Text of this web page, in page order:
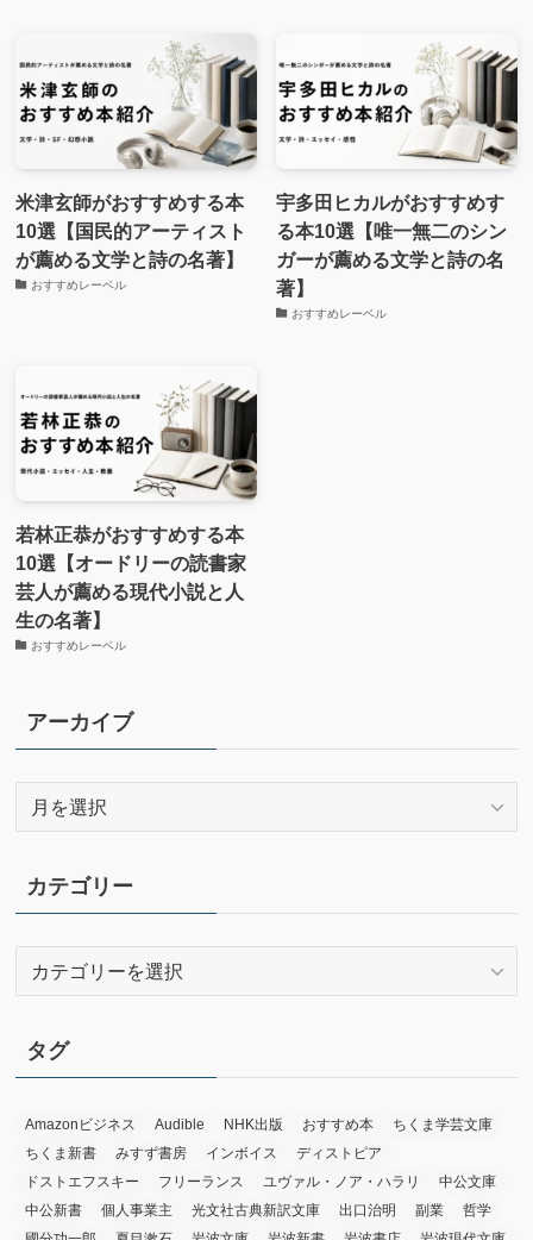
米津玄師がおすすめする本
10選【国民的アーティスト
が薦める文学と詩の名著】
おすすめレーベル
宇多田ヒカルがおすすめす
る本10選【唯一無二のシン
ガーが薦める文学と詩の名
著】
おすすめレーベル
若林正恭がおすすめする本
10選【オードリーの読書家
芸人が薦める現代小説と人
生の名著】
おすすめレーベル
アーカイブ
イ
ブ
カテゴリー
リ
ー
タグ
Amazonビジネス Audible NHK出版 おすすめ本
ちくま学芸文庫
ちくま新書
みすず書房 インボイス
ディストピア
ドストエフスキー
フリーランス ユヴァル・ノア・ハラリ
中公文庫
中公新書
個人事業主 光文社古典新訳文庫 出口治明 副業
哲学